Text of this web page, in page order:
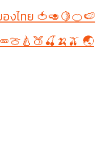
งไทย 🍅🥑🍋🍊🍉
🌏